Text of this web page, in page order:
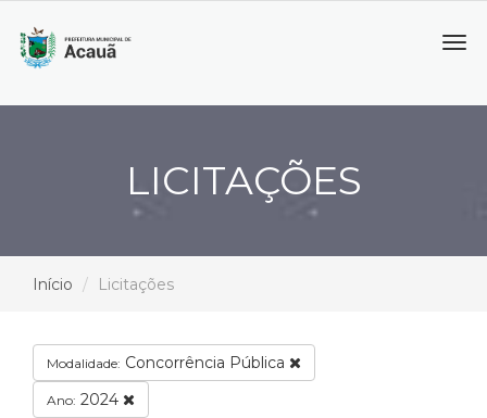
LICITAÇÕES
Início Licitações
Modalidade: Concorrência Pública
Ano: 2024